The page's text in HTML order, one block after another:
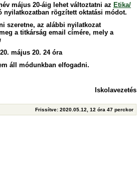
május 20-áig lehet változtatni az Etika/
nyilatkozatban rögzített oktatási módot.
szeretne, az alábbi nyilatkozat
a titkárság email címére, mely a
május 20. 24 óra
áll módunkban elfogadni.
Iskolavezetés
Frissítve: 2020.05.12, 12 óra 47 perckor